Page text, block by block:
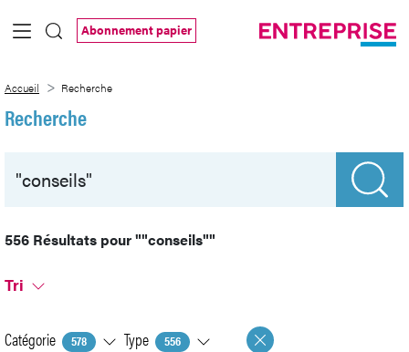
Saut au contenu principal
Abonnement papier
Accueil Recherche
Recherche
556 Résultats pour""conseils""
Tri
Catégorie 578 Type 556